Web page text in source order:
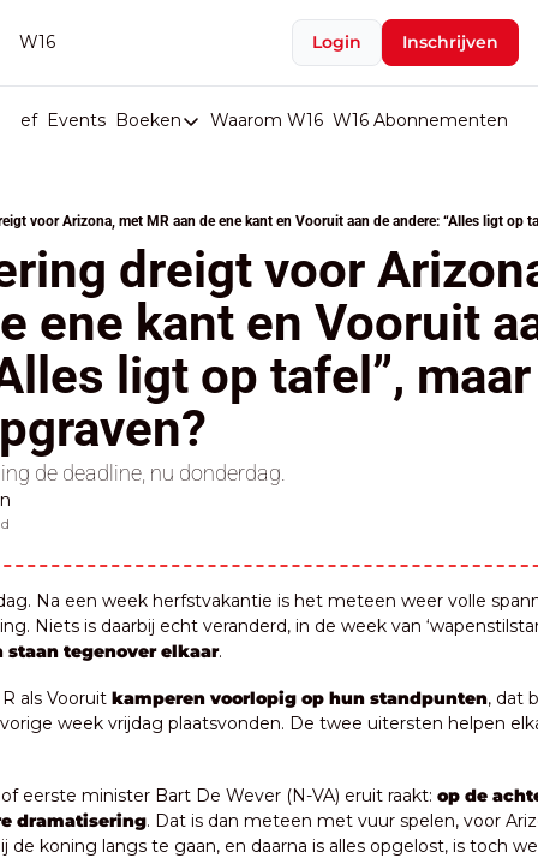
W16 Login Inschrijven
Events Boeken
Boeken
Boeken
Stop de Persen
Het Merk België
De Doodgravers van België
Bpost Hold-up
Waarom W16 W16 Abonnementen
dreigt voor
ene kant en Vooruit
ligt op tafel”,
de deadline, nu donderdag.
Na een week herfstvakantie is het meteen weer volle
Niets is daarbij echt veranderd, in de week van
staan tegenover elkaar.
als Vooruit kamperen voorlopig op hun standpunten, dat
week vrijdag plaatsvonden. De twee uitersten helpen
eerste minister Bart De Wever (N-VA) eruit raakt: op de
dramatisering. Dat is dan meteen met vuur spelen, voor
de koning langs te gaan, en daarna is alles opgelost, is toch